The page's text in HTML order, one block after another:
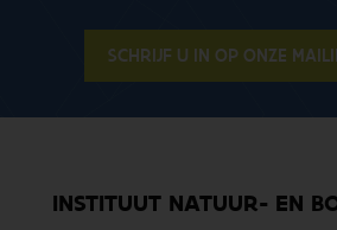
SCHRIJF U IN OP ONZE
INSTITUUT NATUUR- EN